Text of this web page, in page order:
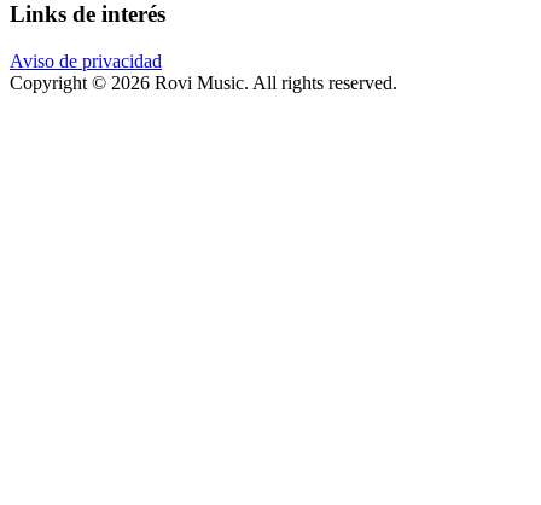
Links de interés
Aviso de privacidad
Copyright © 2026 Rovi Music. All rights reserved.